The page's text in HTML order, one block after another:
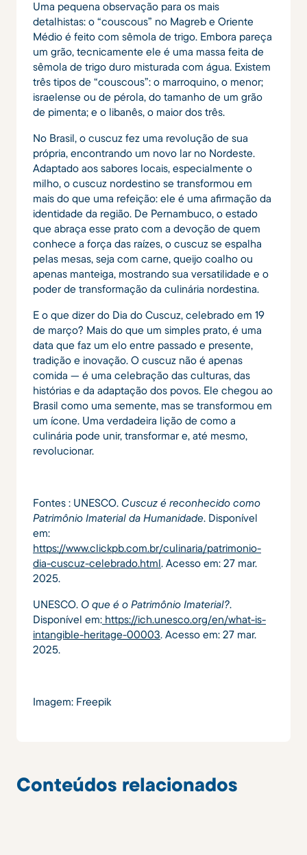
Uma pequena observação para os mais
detalhistas: o “couscous” no Magreb e Oriente
Médio é feito com sêmola de trigo. Embora pareça
um grão, tecnicamente ele é uma massa feita de
sêmola de trigo duro misturada com água. Existem
três tipos de “couscous”: o marroquino, o menor;
israelense ou de pérola, do tamanho de um grão
de pimenta; e o libanês, o maior dos três.
No Brasil, o cuscuz fez uma revolução de sua
própria, encontrando um novo lar no Nordeste.
Adaptado aos sabores locais, especialmente o
milho, o cuscuz nordestino se transformou em
mais do que uma refeição: ele é uma afirmação da
identidade da região. De Pernambuco, o estado
que abraça esse prato com a devoção de quem
conhece a força das raízes, o cuscuz se espalha
pelas mesas, seja com carne, queijo coalho ou
apenas manteiga, mostrando sua versatilidade e o
poder de transformação da culinária nordestina.
E o que dizer do Dia do Cuscuz, celebrado em 19
de março? Mais do que um simples prato, é uma
data que faz um elo entre passado e presente,
tradição e inovação. O cuscuz não é apenas
comida — é uma celebração das culturas, das
histórias e da adaptação dos povos. Ele chegou ao
Brasil como uma semente, mas se transformou em
um ícone. Uma verdadeira lição de como a
culinária pode unir, transformar e, até mesmo,
revolucionar.
Fontes : UNESCO. Cuscuz é reconhecido como
Patrimônio Imaterial da Humanidade. Disponível
em:
https://www.clickpb.com.br/culinaria/patrimonio-
dia-cuscuz-celebrado.html. Acesso em: 27 mar.
2025.
UNESCO. O que é o Patrimônio Imaterial?.
Disponível em: https://ich.unesco.org/en/what-is-
intangible-heritage-00003. Acesso em: 27 mar.
2025.
Imagem: Freepik
Conteúdos relacionados